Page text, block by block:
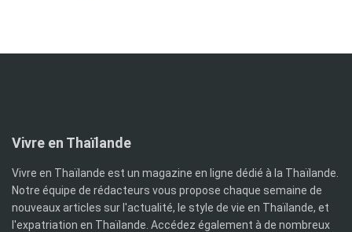
Vivre en Thaïlande
Vivre en Thaïlande est un magazine en ligne dédié à la Thaïlande.
Notre équipe de rédacteurs vous propose chaque semaine de
nouveaux articles sur l'actualité, le style de vie en Thaïlande, et
l'expatriation en Thaïlande. Accédez également à de nombreux